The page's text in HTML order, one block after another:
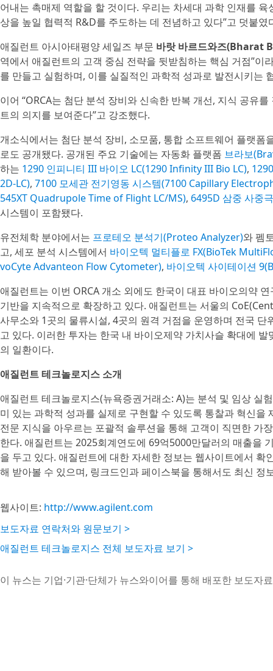
어내는 촉매제 역할을 할 것이다. 우리는 차세대 과학 인재를
상을 높일 협력적 R&D를 주도하는 데 전념하고 있다”고 덧붙였
애질런트 아시아태평양 세일즈 부문 바랏 바르드와즈(Bharat
역에서 애질런트의 고객 중심 전략을 뒷받침하는 핵심 거점”이
를 만들고 실험하며, 이를 실질적인 과학적 성과로 발전시키는
이어 “ORCA는 첨단 분석 장비와 신속한 반복 개선, 지식 공유
트의 의지를 보여준다”고 강조했다.
개소식에서는 첨단 분석 장비, 소모품, 통합 소프트웨어 플랫
로도 공개됐다. 공개된 주요 기술에는 자동화 플랫폼 브라보
하는 1290 인피니티 III 바이오 LC(1290 Infinity III Bio LC),
2D-LC), 7100 모세관 전기영동 시스템(7100 Capillary
545XT Quadrupole Time of Flight LC/MS), 6495D 삼중 사중
시스템이 포함됐다.
유전체학 분야에서는 프로테오 분석기(Proteo Analyzer)와 펨
고, 세포 분석 시스템에서 바이오텍 멀티플로 FX(BioTek
voCyte Advanteon Flow Cytometer), 바이오텍 사이테이션
애질런트는 이번 ORCA 개소 외에도 한국이 대표 바이오의약
기반을 지속적으로 확장하고 있다. 애질런트는 서울의
사무소와 1곳의 물류시설, 4곳의 원격 거점을 운영하며 전국
고 있다. 이러한 투자는 한국 내 바이오제약 가치사슬 확대에
의 일환이다.
애질런트 테크놀로지스 소개
애질런트 테크놀로지스(뉴욕증권거래소: A)는 분석 및 임상 실
미 있는 과학적 성과를 실제로 구현할 수 있도록 통찰과 혁신을
전문 지식을 아우르는 포괄적 솔루션을 통해 고객이 직면한 가
한다. 애질런트는 2025회계연도에 69억5000만달러의 매출을
을 두고 있다. 애질런트에 대한 자세한 정보는 웹사이트에서
해 받아볼 수 있으며, 링크드인과 페이스북을 통해서도 최신 정
웹사이트: http://www.agilent.com
보도자료 연락처와 원문보기 >
애질런트 테크놀로지스 전체 보도자료 보기 >
이 뉴스는 기업·기관·단체가 뉴스와이어를 통해 배포한 보도자